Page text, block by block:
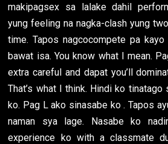
makipagsex sa lalake dahil
yung feeling na nagka-clash yung
time. Tapos nagcocompete pa
bawat isa. You know what I mean.
extra careful and dapat you’ll
That’s what I think. Hindi ko
ko. Pag L ako sinasabe ko . Tapos
naman sya lage. Nasabe ko
experience ko with a classmate